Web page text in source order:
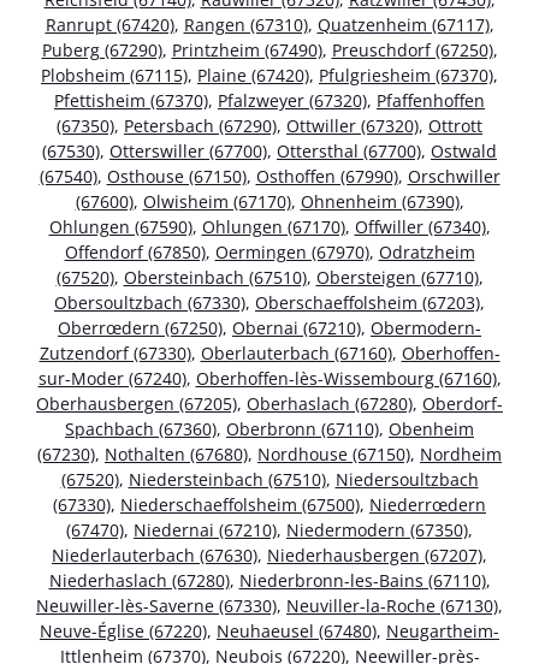
Ranrupt (67420), Rangen (67310), Quatzenheim (67117),
Puberg (67290), Printzheim (67490), Preuschdorf (67250),
Plobsheim (67115), Plaine (67420), Pfulgriesheim (67370),
Pfettisheim (67370), Pfalzweyer (67320), Pfaffenhoffen
(67350), Petersbach (67290), Ottwiller (67320), Ottrott
(67530), Otterswiller (67700), Ottersthal (67700), Ostwald
(67540), Osthouse (67150), Osthoffen (67990), Orschwiller
(67600), Olwisheim (67170), Ohnenheim (67390),
Ohlungen (67590), Ohlungen (67170), Offwiller (67340),
Offendorf (67850), Oermingen (67970), Odratzheim
(67520), Obersteinbach (67510), Obersteigen (67710),
Obersoultzbach (67330), Oberschaeffolsheim (67203),
Oberrœdern (67250), Obernai (67210), Obermodern-
Zutzendorf (67330), Oberlauterbach (67160), Oberhoffen-
sur-Moder (67240), Oberhoffen-lès-Wissembourg (67160),
Oberhausbergen (67205), Oberhaslach (67280), Oberdorf-
Spachbach (67360), Oberbronn (67110), Obenheim
(67230), Nothalten (67680), Nordhouse (67150), Nordheim
(67520), Niedersteinbach (67510), Niedersoultzbach
(67330), Niederschaeffolsheim (67500), Niederrœdern
(67470), Niedernai (67210), Niedermodern (67350),
Niederlauterbach (67630), Niederhausbergen (67207),
Niederhaslach (67280), Niederbronn-les-Bains (67110),
Neuwiller-lès-Saverne (67330), Neuviller-la-Roche (67130),
Neuve-Église (67220), Neuhaeusel (67480), Neugartheim-
Ittlenheim (67370), Neubois (67220), Neewiller-près-